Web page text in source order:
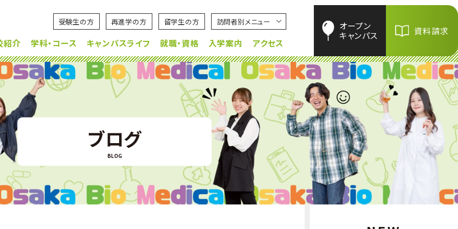
受験生の方 再進学の方 留学生の方 訪問者別メニュー
紹介 学科・コース キャンパスライフ 就職・資格 入学案内 アクセス
オープン
キャンパス 資料請求
ブログ
BLOG